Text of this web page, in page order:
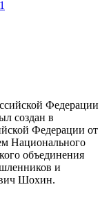
Федерации
создан в
Федерации от
Национального
объединения
и
Шохин.